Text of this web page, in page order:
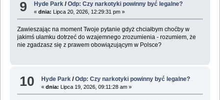
9 Hyde Park /Odp: Czy narkotyki powinny być legalne?
«dnia: Lipca 20, 2026, 12:29:31 pm »
Zawieszając na moment Twoje pytanie gdyż chciałbym choćby w
jakimś ułamku dotrzeć do wzajemnego zrozumienia - rozumiem, że
nie zgadzasz się z prawem obowiązującym w Polsce?
10 Hyde Park /Odp: Czy narkotyki powinny być legalne?
«dnia: Lipca 19, 2026, 09:11:28 am »